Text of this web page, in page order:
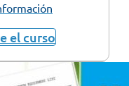
el curso